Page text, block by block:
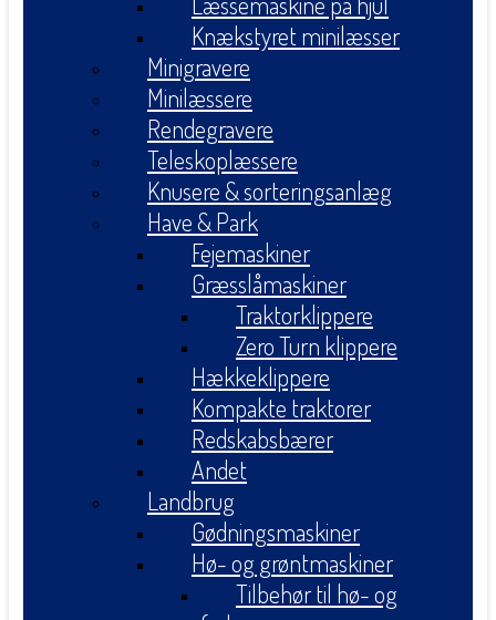
Knækstyret minilæsser
Minigravere
Minilæssere
Rendegravere
Teleskoplæssere
Knusere & sorteringsanlæg
Have & Park
Fejemaskiner
Græsslåmaskiner
Traktorklippere
Zero Turn klippere
Hækkeklippere
Kompakte traktorer
Redskabsbærer
Andet
Landbrug
Gødningsmaskiner
Hø- og grøntmaskiner
Tilbehør til hø- og